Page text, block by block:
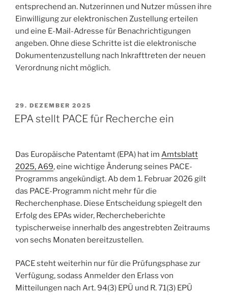
entsprechend an. Nutzerinnen und Nutzer müssen ihre
Einwilligung zur elektronischen Zustellung erteilen
und eine E-Mail-Adresse für Benachrichtigungen
angeben. Ohne diese Schritte ist die elektronische
Dokumentenzustellung nach Inkrafttreten der neuen
Verordnung nicht möglich.
VERÖFFENTLICHT
AM
29. DEZEMBER 2025
EPA stellt PACE für Recherche ein
Das Europäische Patentamt (EPA) hat im Amtsblatt
2025, A69, eine wichtige Änderung seines PACE-
Programms angekündigt. Ab dem 1. Februar 2026 gilt
das PACE-Programm nicht mehr für die
Recherchenphase. Diese Entscheidung spiegelt den
Erfolg des EPAs wider, Rechercheberichte
typischerweise innerhalb des angestrebten Zeitraums
von sechs Monaten bereitzustellen.
PACE steht weiterhin nur für die Prüfungsphase zur
Verfügung, sodass Anmelder den Erlass von
Mitteilungen nach Art. 94(3) EPÜ und R. 71(3) EPÜ